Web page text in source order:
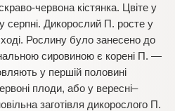
червона кістянка. Цвіте у
серпні. Дикорослий П. росте у
Рослину було занесено до
сировиною є корені П. —
у першій половині
плоди, або у вересні–
заготівля дикорослого П.